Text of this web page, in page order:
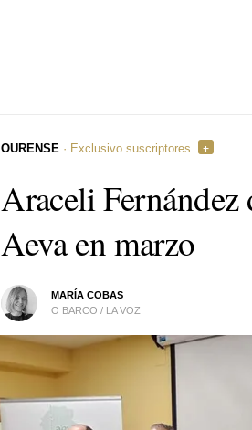
Araceli Fernández
Aeva en marzo
MARÍA COBAS
O BARCO / LA VOZ
OURENSE · Exclusivo suscriptores